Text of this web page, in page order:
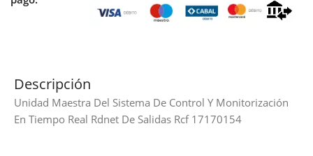
Descripción
Unidad Maestra Del Sistema De Control Y Monitorización
En Tiempo Real Rdnet De Salidas Rcf 17170154